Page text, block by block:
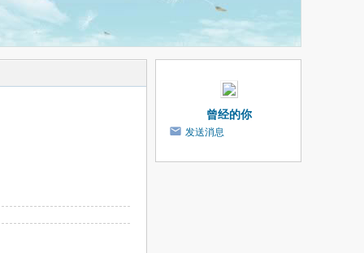
曾经的你
发送消息